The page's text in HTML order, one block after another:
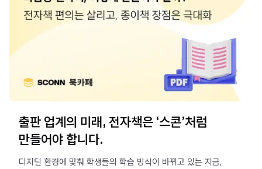
출판 업계의 미래, 전자책은 ‘스콘’처럼
만들어야 합니다.
디지털 환경에 맞춰 학생들의 학습 방식이 바뀌고 있는 지금,